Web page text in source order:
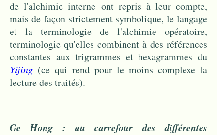
de l'alchimie interne ont repris à leur compte,
mais de façon strictement symbolique, le langage
et la terminologie de l'alchimie opératoire,
terminologie qu'elles combinent à des références
constantes aux trigrammes et hexagrammes du
Yijing (ce qui rend pour le moins complexe la
lecture des traités).
Ge Hong : au carrefour des différentes